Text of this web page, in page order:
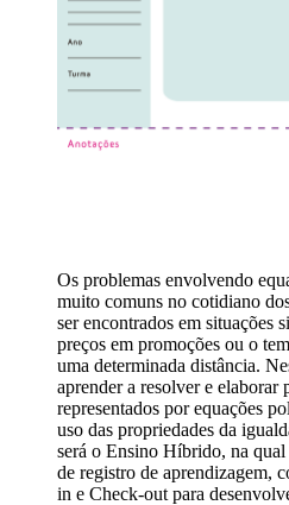
Os problemas envolvendo
muito comuns no cotidiano
ser encontrados em situações
preços em promoções ou o
uma determinada distância.
aprender a resolver e elaborar
representados por equações
uso das propriedades da
será o Ensino Híbrido, na
de registro de aprendizagem,
in e Check-out para